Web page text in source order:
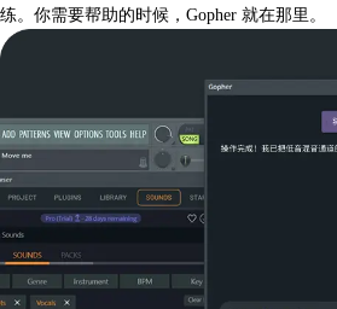
练。你需要帮助的时候，Gopher 就在那里。